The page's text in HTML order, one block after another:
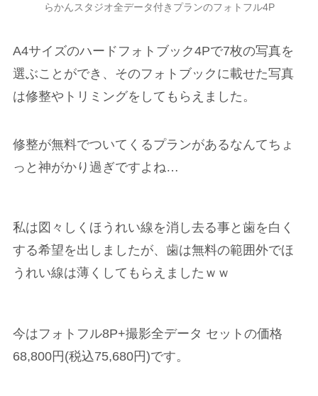
らかんスタジオ全データ付きプランのフォトフル4P
A4サイズのハードフォトブック4Pで7枚の写真を
選ぶことができ、そのフォトブックに載せた写真
は修整やトリミングをしてもらえました。
修整が無料でついてくるプランがあるなんてちょ
っと神がかり過ぎですよね…
私は図々しくほうれい線を消し去る事と歯を白く
する希望を出しましたが、歯は無料の範囲外でほ
うれい線は薄くしてもらえましたｗｗ
今はフォトフル8P+撮影全データ セットの価格
68,800円(税込75,680円)です。